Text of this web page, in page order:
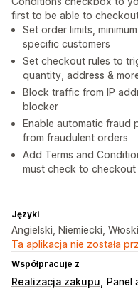
first to be able to
Set order limits,
specific customers
Set checkout rules to
quantity, address &
Block traffic from IP
blocker
Enable automatic
from fraudulent orders
Add Terms and
must check to checkout
Języki
Angielski, Niemiecki,
Ta aplikacja nie została
Współpracuje z
Realizacja zakupu Panel